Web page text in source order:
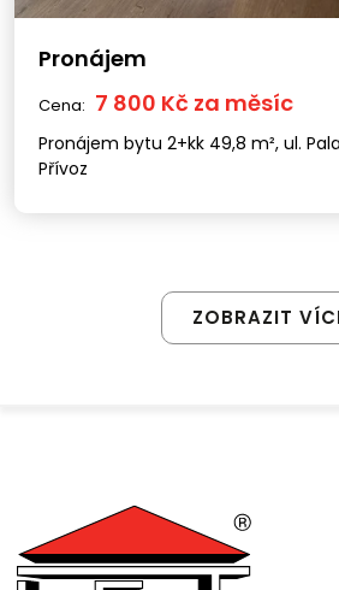
Pronájem
Cena: 7 800 Kč za měsíc
Pronájem bytu 2+kk 49,8 m², ul.
Přívoz
ZOBRAZIT